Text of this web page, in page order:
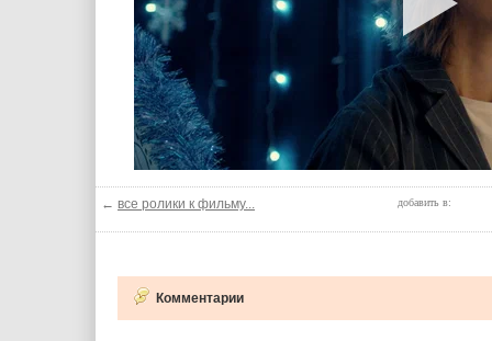
← все ролики к фильму... добавить в:
Комментарии